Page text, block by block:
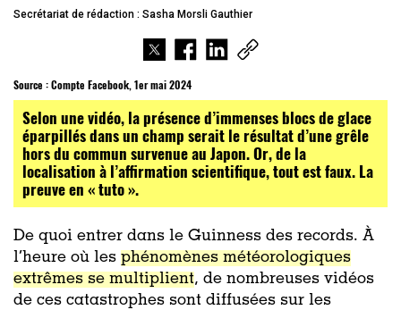
Secrétariat de rédaction : Sasha Morsli Gauthier
Source :Compte Facebook, 1er mai 2024
Selon une vidéo, la présence d’immenses blocs de glace
éparpillés dans un champ serait le résultat d’une grêle
hors du commun survenue au Japon. Or, de la
localisation à l’affirmation scientifique, tout est faux. La
preuve en « tuto ».
De quoi entrer dans le Guinness des records. À
l’heure où les phénomènes météorologiques
extrêmes se multiplient, de nombreuses vidéos
de ces catastrophes sont diffusées sur les